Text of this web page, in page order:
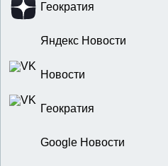
Геократия
Яндекс Новости
Новости
Геократия
Google Новости